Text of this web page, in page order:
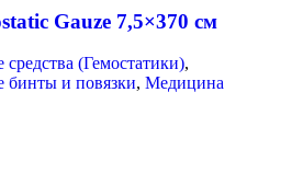
Gauze 7,5×370 см
(Гемостатики),
бинты и повязки, Медицина